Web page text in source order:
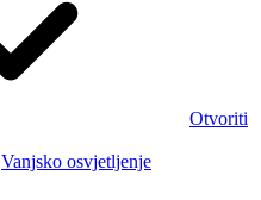
Otvoriti
Vanjsko osvjetljenje